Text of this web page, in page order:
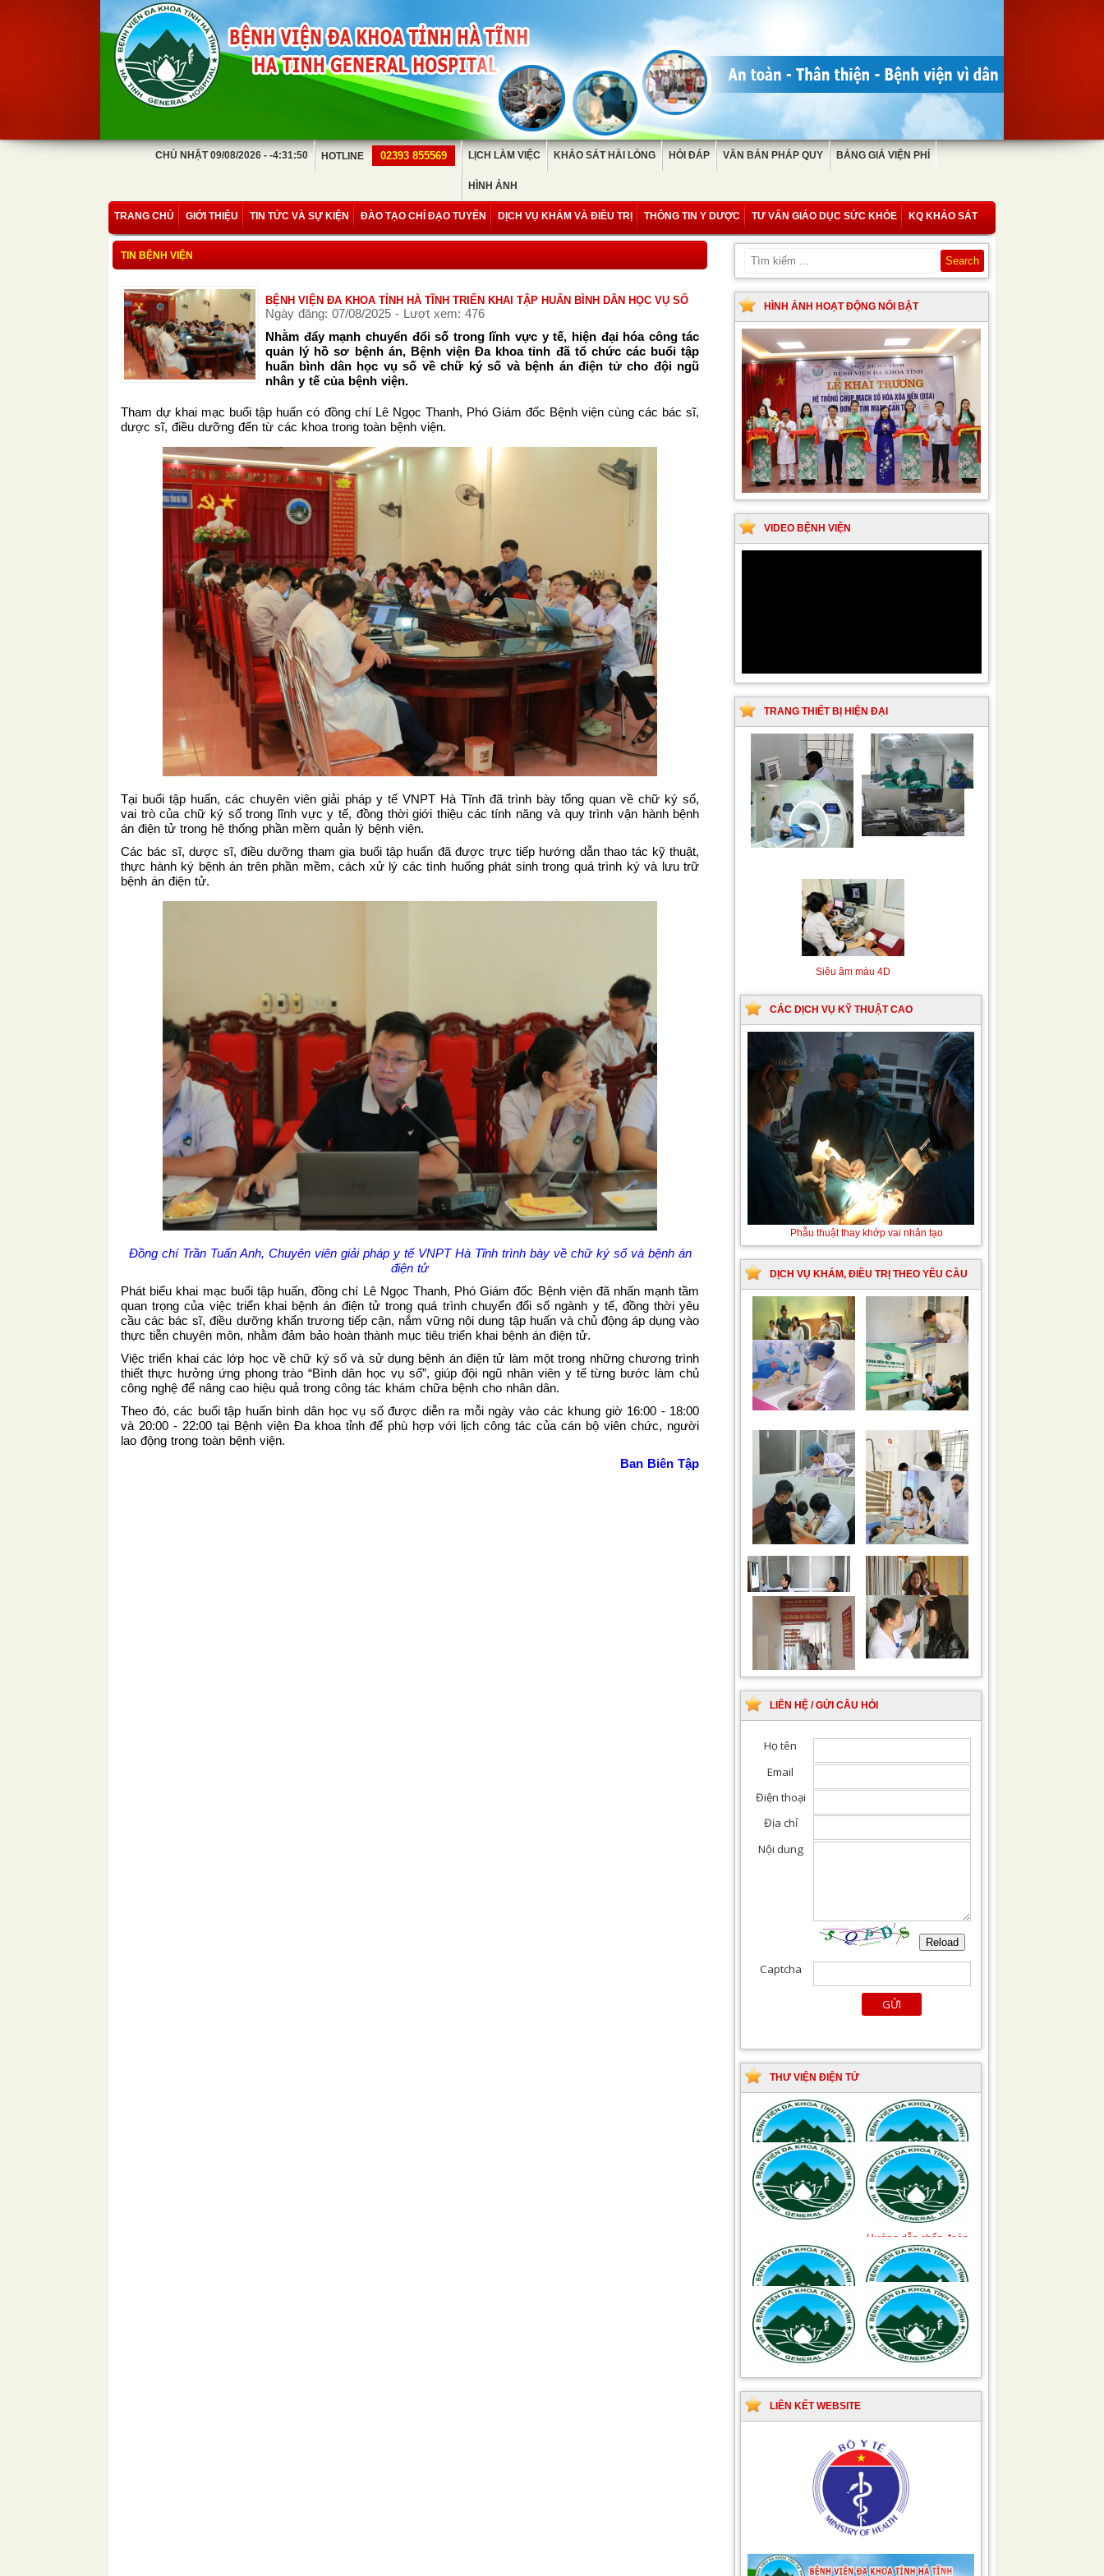
CHỦ NHẬT 09/08/2026 - -4:31:50 HOTLINE 02393 855569 LỊCH LÀM VIỆC KHẢO SÁT HÀI LÒNG HỎI ĐÁP VĂN BẢN PHÁP QUY BẢNG GIÁ VIỆN PHÍ
HÌNH ẢNH
TRANG CHỦ GIỚI THIỆU TIN TỨC VÀ SỰ KIỆN ĐÀO TẠO CHỈ ĐẠO TUYẾN DỊCH VỤ KHÁM VÀ ĐIỀU TRỊ THÔNG TIN Y DƯỢC TƯ VẤN GIÁO DỤC SỨC KHỎE KQ KHẢO SÁT
TIN BỆNH VIỆN
BỆNH VIỆN ĐA KHOA TỈNH HÀ TĨNH TRIỂN KHAI TẬP HUẤN BÌNH DÂN HỌC VỤ SỐ
Ngày đăng: 07/08/2025 - Lượt xem: 476
Nhằm đẩy mạnh chuyển đổi số trong lĩnh vực y tế, hiện đại hóa công tác
quản lý hồ sơ bệnh án, Bệnh viện Đa khoa tỉnh đã tổ chức các buổi tập
huấn bình dân học vụ số về chữ ký số và bệnh án điện tử cho đội ngũ
nhân y tế của bệnh viện.
Tham dự khai mạc buổi tập huấn có đồng chí Lê Ngọc Thanh, Phó Giám đốc Bệnh viện cùng các bác sĩ,
dược sĩ, điều dưỡng đến từ các khoa trong toàn bệnh viện.
Tại buổi tập huấn, các chuyên viên giải pháp y tế VNPT Hà Tĩnh đã trình bày tổng quan về chữ ký số,
vai trò của chữ ký số trong lĩnh vực y tế, đồng thời giới thiệu các tính năng và quy trình vận hành bệnh
án điện tử trong hệ thống phần mềm quản lý bệnh viện.
Các bác sĩ, dược sĩ, điều dưỡng tham gia buổi tập huấn đã được trực tiếp hướng dẫn thao tác kỹ thuật,
thực hành ký bệnh án trên phần mềm, cách xử lý các tình huống phát sinh trong quá trình ký và lưu trữ
bệnh án điện tử.
Đồng chí Trần Tuấn Anh, Chuyên viên giải pháp y tế VNPT Hà Tĩnh trình bày về chữ ký số và bệnh án
điện tử
Phát biểu khai mạc buổi tập huấn, đồng chí Lê Ngọc Thanh, Phó Giám đốc Bệnh viện đã nhấn mạnh tầm
quan trọng của việc triển khai bệnh án điện tử trong quá trình chuyển đổi số ngành y tế, đồng thời yêu
cầu các bác sĩ, điều dưỡng khẩn trương tiếp cận, nắm vững nội dung tập huấn và chủ động áp dụng vào
thực tiễn chuyên môn, nhằm đảm bảo hoàn thành mục tiêu triển khai bệnh án điện tử.
Việc triển khai các lớp học về chữ ký số và sử dụng bệnh án điện tử làm một trong những chương trình
thiết thực hưởng ứng phong trào “Bình dân học vụ số”, giúp đội ngũ nhân viên y tế từng bước làm chủ
công nghệ để nâng cao hiệu quả trong công tác khám chữa bệnh cho nhân dân.
Theo đó, các buổi tập huấn bình dân học vụ số được diễn ra mỗi ngày vào các khung giờ 16:00 - 18:00
và 20:00 - 22:00 tại Bệnh viện Đa khoa tỉnh để phù hợp với lịch công tác của cán bộ viên chức, người
lao động trong toàn bệnh viện.
Ban Biên Tập
HÌNH ẢNH HOẠT ĐỘNG NỔI BẬT
VIDEO BỆNH VIỆN
TRANG THIẾT BỊ HIỆN ĐẠI
Siêu âm Doppler xuyên
sọ
Kỹ thuật chụp mạch máu
não bằng hệ thống chụp
Siêu âm màu 4D
CÁC DỊCH VỤ KỸ THUẬT CAO
Phẫu thuật thay
khớp vai nhân
Thay máu sơ sinh do bất đồng nhóm
máu
DỊCH VỤ KHÁM, ĐIỀU TRỊ THEO YÊU CẦU
Trung tâm chăm sóc
mẹ bầu và sau sinh
Khám bệnh nhân mắc
các bệnh lý về xương,
khớp
Chiếu tia Plasma lạnh
hỗ trợ điều trị vết
thương
Khám bệnh nhân sau
phẫu thuật
Khám Ngoại khoa
Đội ngũ hướng dẫn
chuyên nghiệp, tận tình
LIÊN HỆ / GỬI CÂU HỎI
THƯ VIỆN ĐIỆN TỬ
Tài liệu Hướng dẫn
phòng ngừa nhiễm
khuẩn vết mổ
Hướng dẫn chẩn đoán
và điều trị một số bệnh
truyền nhiễm
Hướng dẫn quy trình kỹ
thuật Chuyên khoa
Phẫu thuật Tiết niệu
Hướng dẫn Quy trình
kỹ thuật Nhi khoa
LIÊN KẾT WEBSITE